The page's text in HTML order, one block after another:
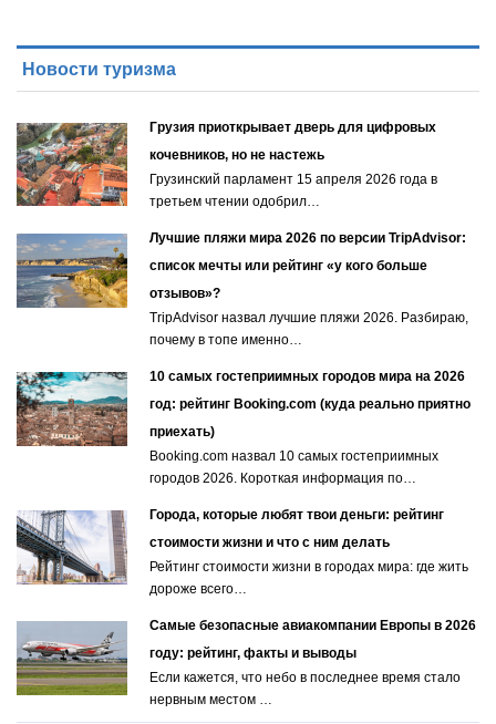
Новости туризма
Грузия приоткрывает дверь для цифровых
кочевников, но не настежь
Грузинский парламент 15 апреля 2026 года в
третьем чтении одобрил…
Лучшие пляжи мира 2026 по версии TripAdvisor:
список мечты или рейтинг «у кого больше
отзывов»?
TripAdvisor назвал лучшие пляжи 2026. Разбираю,
почему в топе именно…
10 самых гостеприимных городов мира на 2026
год: рейтинг Booking.com (куда реально приятно
приехать)
Booking.com назвал 10 самых гостеприимных
городов 2026. Короткая информация по…
Города, которые любят твои деньги: рейтинг
стоимости жизни и что с ним делать
Рейтинг стоимости жизни в городах мира: где жить
дороже всего…
Самые безопасные авиакомпании Европы в 2026
году: рейтинг, факты и выводы
Если кажется, что небо в последнее время стало
нервным местом …